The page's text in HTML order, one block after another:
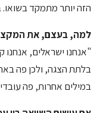
הזה יותר מתמקד
למה, בעצם, את
"אנחנו ישראלים,
בלתת הצגה, ולכן פה
במילים אחרות, פה